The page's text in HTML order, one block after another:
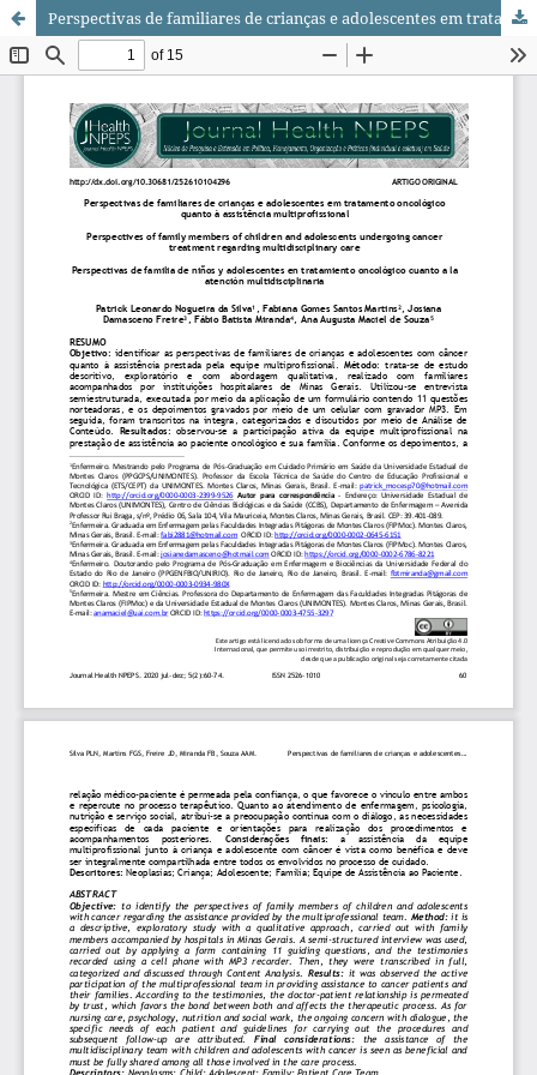
Perspectivas de familiares de crianças e adolescentes em tratamento oncológico quanto à assistência multiprofissional/ Perspectives of family members of children and adolescents undergoing cancer treatment regarding multidisciplinary care/ Perspectivas de familia de niños y adolescentes en tratamiento oncológico cuanto a la atención multidisciplinaria